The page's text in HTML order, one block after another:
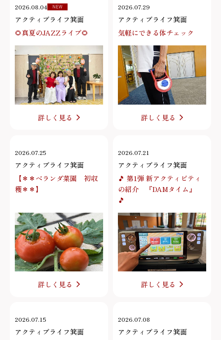
2026.08.04 NEW
アクティブライフ箕面
🌻真夏のJAZZライブ🌻
詳しく見る
2026.07.29
アクティブライフ箕面
気軽にできる体チェック
詳しく見る
2026.07.25
アクティブライフ箕面
【＊＊ベランダ菜園 初収
穫＊＊】
詳しく見る
2026.07.21
アクティブライフ箕面
🎵 第1弾 新アクティビティ
の紹介 『DAMタイム』
🎵
詳しく見る
2026.07.15
アクティブライフ箕面
2026.07.08
アクティブライフ箕面